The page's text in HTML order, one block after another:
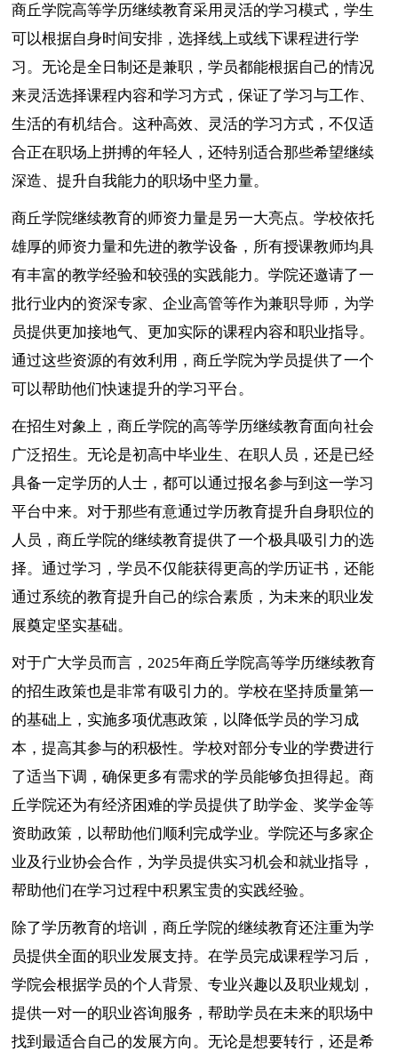
商丘学院高等学历继续教育采用灵活的学习模式，学生
可以根据自身时间安排，选择线上或线下课程进行学
习。无论是全日制还是兼职，学员都能根据自己的情况
来灵活选择课程内容和学习方式，保证了学习与工作、
生活的有机结合。这种高效、灵活的学习方式，不仅适
合正在职场上拼搏的年轻人，还特别适合那些希望继续
深造、提升自我能力的职场中坚力量。
商丘学院继续教育的师资力量是另一大亮点。学校依托
雄厚的师资力量和先进的教学设备，所有授课教师均具
有丰富的教学经验和较强的实践能力。学院还邀请了一
批行业内的资深专家、企业高管等作为兼职导师，为学
员提供更加接地气、更加实际的课程内容和职业指导。
通过这些资源的有效利用，商丘学院为学员提供了一个
可以帮助他们快速提升的学习平台。
在招生对象上，商丘学院的高等学历继续教育面向社会
广泛招生。无论是初高中毕业生、在职人员，还是已经
具备一定学历的人士，都可以通过报名参与到这一学习
平台中来。对于那些有意通过学历教育提升自身职位的
人员，商丘学院的继续教育提供了一个极具吸引力的选
择。通过学习，学员不仅能获得更高的学历证书，还能
通过系统的教育提升自己的综合素质，为未来的职业发
展奠定坚实基础。
对于广大学员而言，2025年商丘学院高等学历继续教育
的招生政策也是非常有吸引力的。学校在坚持质量第一
的基础上，实施多项优惠政策，以降低学员的学习成
本，提高其参与的积极性。学校对部分专业的学费进行
了适当下调，确保更多有需求的学员能够负担得起。商
丘学院还为有经济困难的学员提供了助学金、奖学金等
资助政策，以帮助他们顺利完成学业。学院还与多家企
业及行业协会合作，为学员提供实习机会和就业指导，
帮助他们在学习过程中积累宝贵的实践经验。
除了学历教育的培训，商丘学院的继续教育还注重为学
员提供全面的职业发展支持。在学员完成课程学习后，
学院会根据学员的个人背景、专业兴趣以及职业规划，
提供一对一的职业咨询服务，帮助学员在未来的职场中
找到最适合自己的发展方向。无论是想要转行，还是希